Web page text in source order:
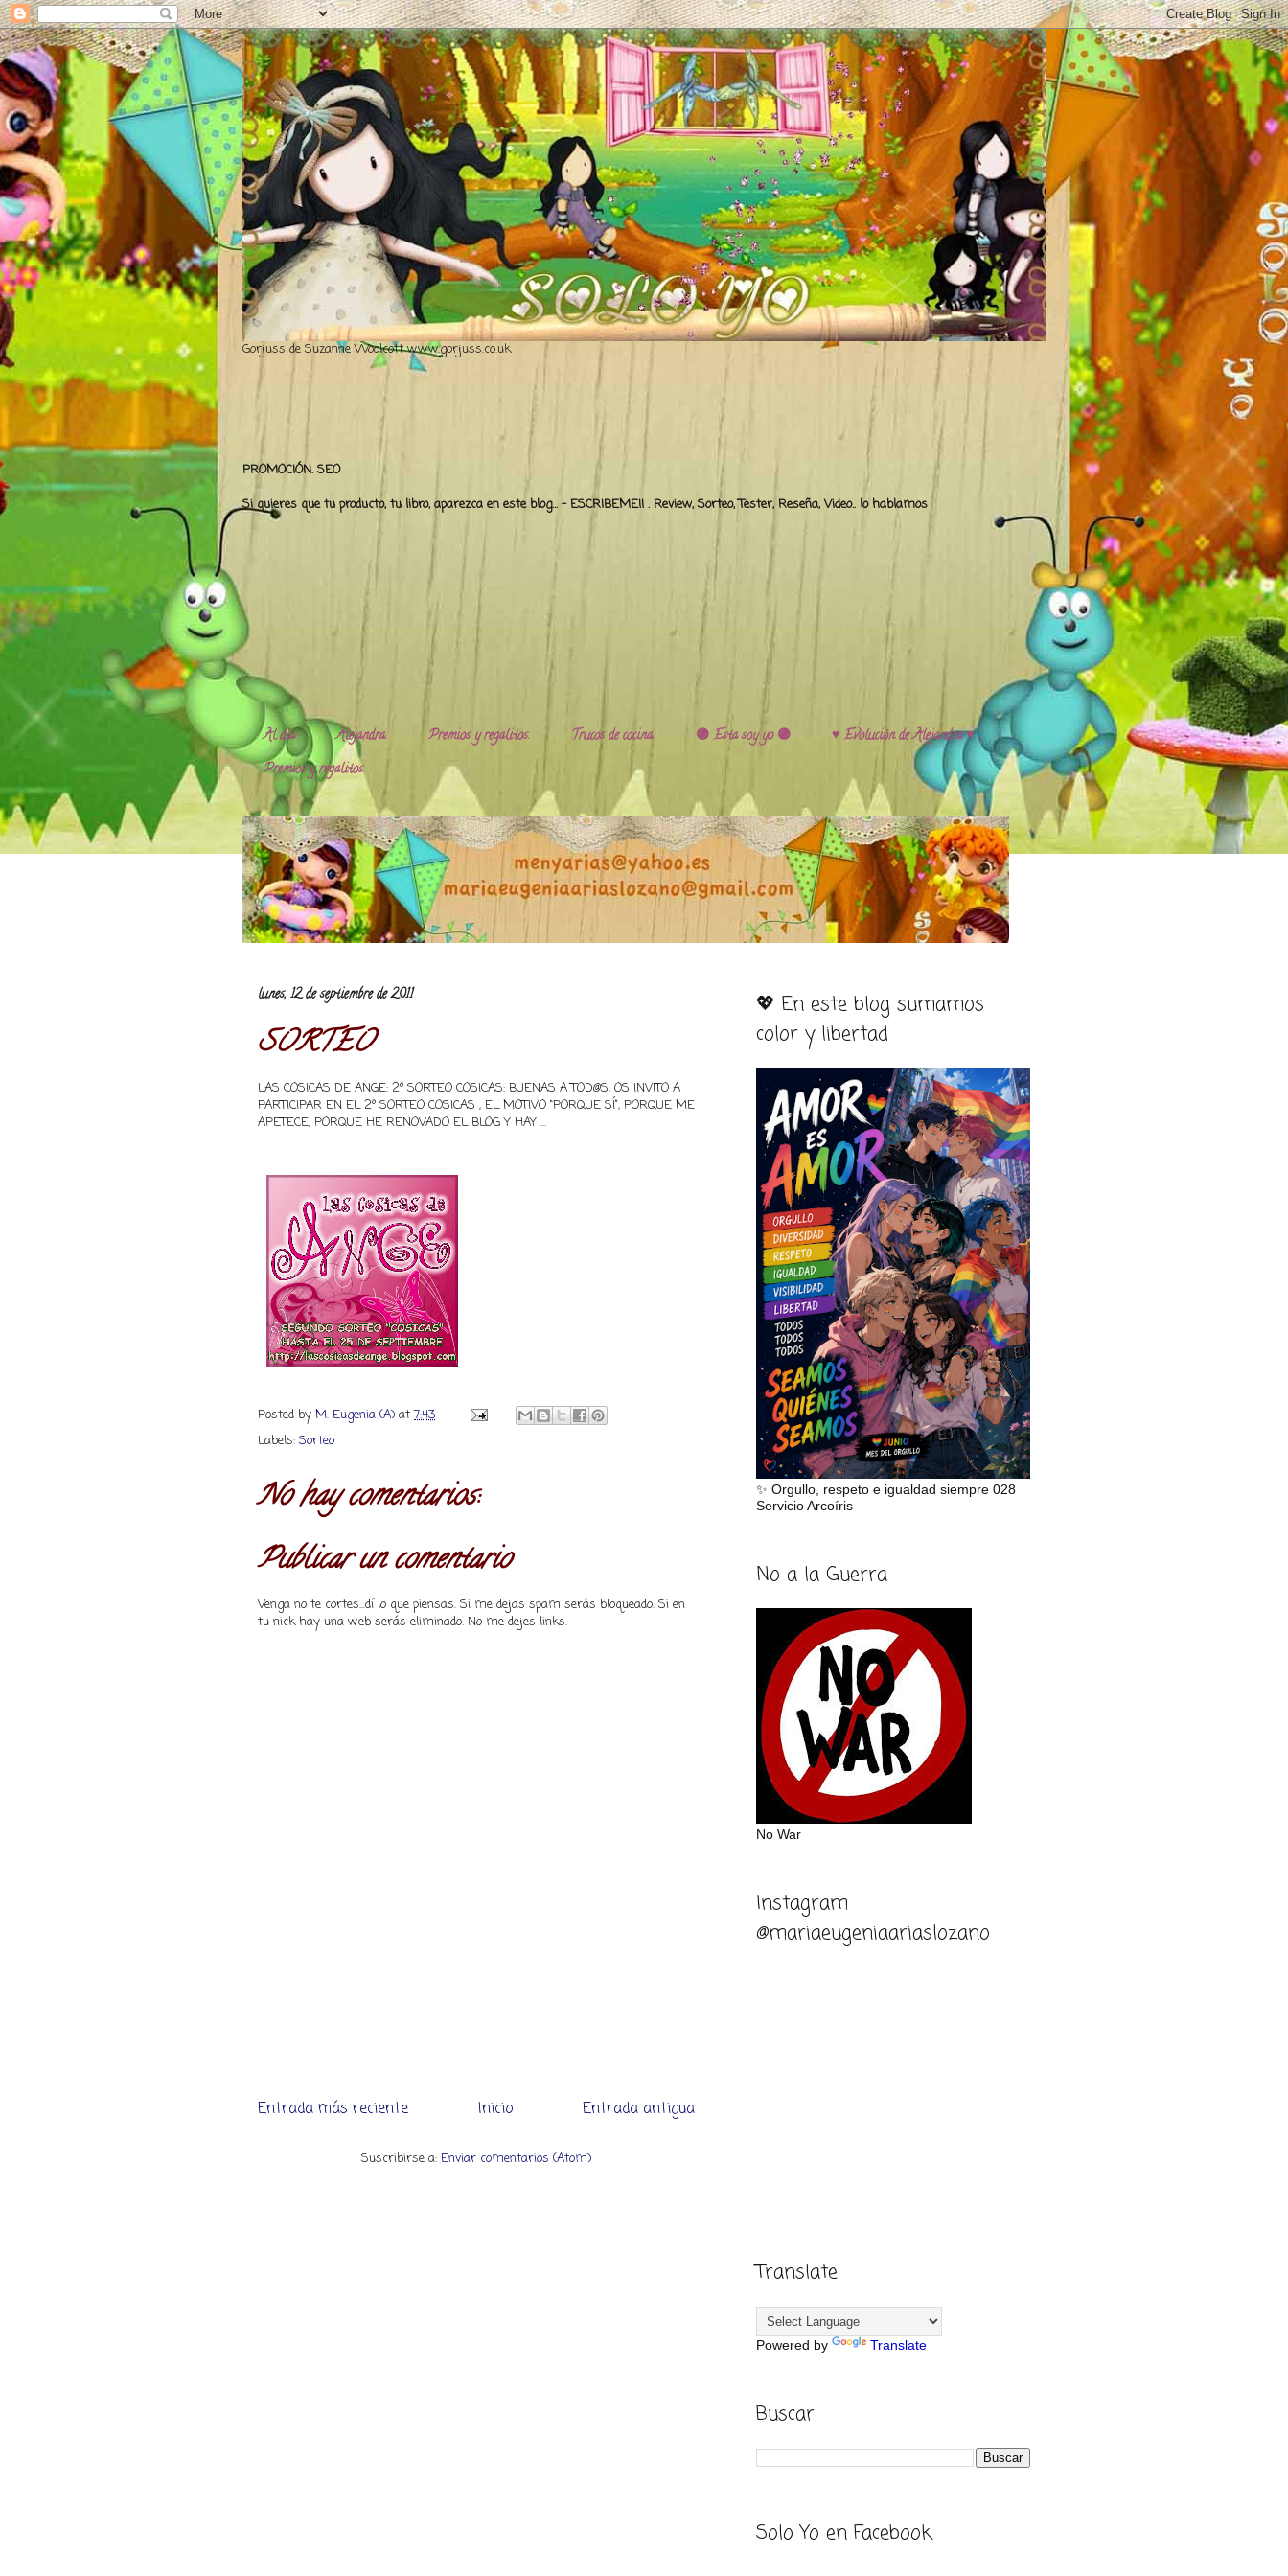
Gorjuss de Suzanne Woolcott www.gorjuss.co.uk
PROMOCIÓN. SEO
Si quieres que tu producto, tu libro, aparezca en este blog... - ESCRIBEME!! . Review, Sorteo, Tester, Reseña, Video.. lo hablamos
Al día Alejandra. Premios y regalitos. Trucos de cocina. 🟣 Esta soy yo 🟣
♥️ Evolución de Alejandra ♥️
Premios y regalitos.
lunes, 12 de septiembre de 2011
SORTEO
LAS COSICAS DE ANGE: 2º SORTEO COSICAS: BUENAS A TOD@S, OS INVITO A
PARTICIPAR EN EL 2º SORTEO COSICAS , EL MOTIVO “PORQUE SÍ”, PORQUE ME
APETECE, PORQUE HE RENOVADO EL BLOG Y HAY ...
Posted by M. Eugenia (A) at7:43
Labels: Sorteo
No hay comentarios:
Publicar un comentario
Venga no te cortes...dí lo que piensas. Si me dejas spam serás bloqueado. Si en
tu nick hay una web serás eliminado. No me dejes links.
Entrada más reciente Entrada antigua
Inicio
Suscribirse a: Enviar comentarios (Atom)
💖 En este blog sumamos
color y libertad
✨ Orgullo, respeto e igualdad siempre 028
Servicio Arcoíris
No a la Guerra
No War
Instagram
@mariaeugeniaariaslozano
Translate
Powered by Translate
Buscar
Solo Yo en Facebook